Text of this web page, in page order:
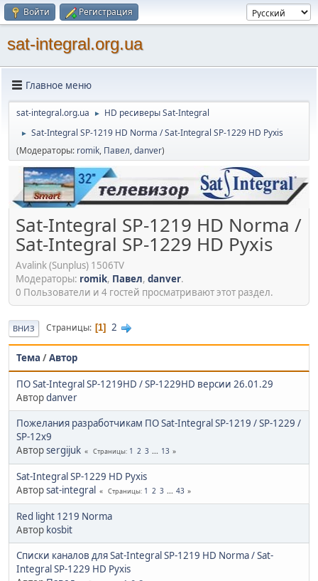
Войти Регистрация
sat-integral.org.ua
Главное меню
sat-integral.org.ua ► HD ресиверы Sat-Integral
►
Sat-Integral SP-1219 HD Norma / Sat-Integral SP-1229 HD Pyxis
(Модераторы: romik, Павел,danver)
Sat-Integral SP-1219 HD Norma /
Sat-Integral SP-1229 HD Pyxis
Avalink (Sunplus) 1506TV
Модераторы: romik, Павел, danver.
0 Пользователи и 4 гостей просматривают этот раздел.
ВНИЗ Страницы 1 2
Тема /Автор
ПО Sat-Integral SP-1219HD / SP-1229HD версии 26.01.29
Авторdanver
Пожелания разработчикам ПО Sat-Integral SP-1219 / SP-1229 /
SP-12x9
Авторsergijuk Страницы 1 2 3 ... 13
Sat-Integral SP-1229 HD Pyxis
Авторsat-integral Страницы 1 2 3 ... 43
Red light 1219 Norma
Автор kosbit
Списки каналов для Sat-Integral SP-1219 HD Norma / Sat-
Integral SP-1229 HD Pyxis